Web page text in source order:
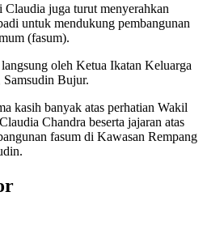
juga turut menyerahkan
untuk mendukung pembangunan
(fasum).
oleh Ketua Ikatan Keluarga
Bujur.
kasih banyak atas perhatian Wakil
Chandra beserta jajaran atas
fasum di Kawasan Rempang